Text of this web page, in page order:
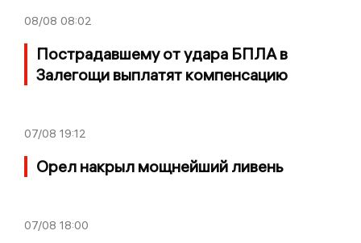
08/08 08:02
Пострадавшему от удара БПЛА в
Залегощи выплатят компенсацию
07/08 19:12
Орел накрыл мощнейший ливень
07/08 18:00